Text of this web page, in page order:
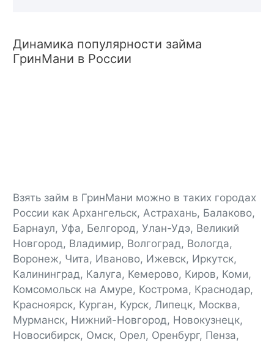
Динамика популярности займа
ГринМани в России
Взять займ в ГринМани можно в таких городах
России как Архангельск, Астрахань, Балаково,
Барнаул, Уфа, Белгород, Улан-Удэ, Великий
Новгород, Владимир, Волгоград, Вологда,
Воронеж, Чита, Иваново, Ижевск, Иркутск,
Калининград, Калуга, Кемерово, Киров, Коми,
Комсомольск на Амуре, Кострома, Краснодар,
Красноярск, Курган, Курск, Липецк, Москва,
Мурманск, Нижний-Новгород, Новокузнецк,
Новосибирск, Омск, Орел, Оренбург, Пенза,